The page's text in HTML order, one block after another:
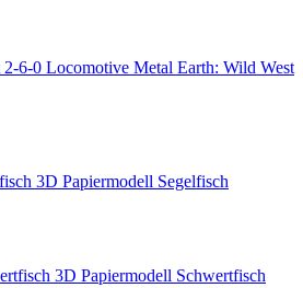
Metal Earth: Wild West
3D Papiermodell Segelfisch
3D Papiermodell Schwertfisch